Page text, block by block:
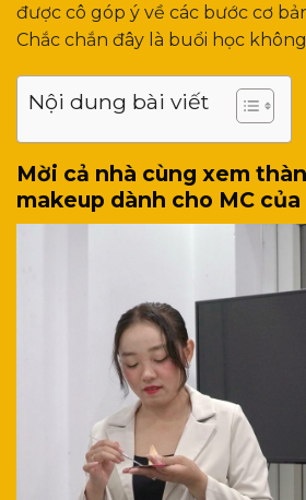
được cô góp ý về các bước cơ
Chắc chắn đây là buổi học
Nội dung bài viết
Mời cả nhà cùng xem
makeup dành cho MC của